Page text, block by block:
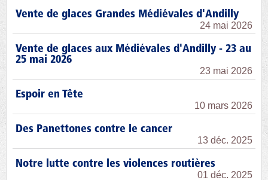
Vente de glaces Grandes Médiévales d'Andilly
24 mai 2026
Vente de glaces aux Médiévales d'Andilly - 23 au
25 mai 2026
23 mai 2026
Espoir en Tête
10 mars 2026
Des Panettones contre le cancer
13 déc. 2025
Notre lutte contre les violences routières
01 déc. 2025